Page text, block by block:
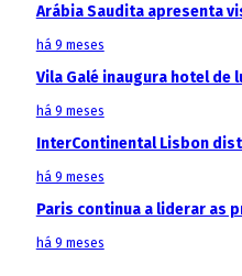
Arábia Saudita apresenta
há 9 meses
Vila Galé inaugura hotel de
há 9 meses
InterContinental Lisbon
há 9 meses
Paris continua a liderar as
há 9 meses